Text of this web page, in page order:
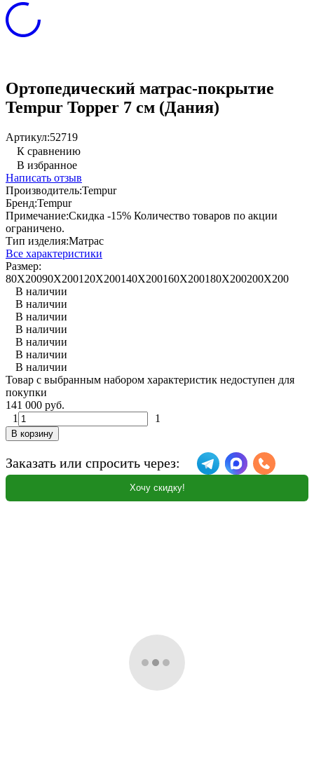
Ортопедический матрас-покрытие
Tempur Topper 7 см (Дания)
Артикул:52719
К сравнению
В избранное
Написать отзыв
Производитель:Tempur
Бренд:Tempur
Примечание:Скидка -15% Количество товаров по акции
ограничено.
Тип изделия:Матрас
Все характеристики
Размер:
80Х20090X200120Х200140Х200160Х200180Х200200Х200
В наличии
В наличии
В наличии
В наличии
В наличии
В наличии
В наличии
Товар с выбранным набором характеристик недоступен для
покупки
141 000 руб.
1
1
В корзину
Заказать или спросить через:
Хочу скидку!